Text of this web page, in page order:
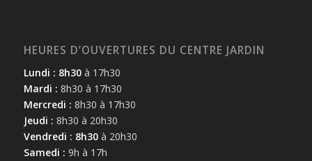
HEURES D’OUVERTURES DU CENTRE JARDIN
Lundi : 8h30à 17h30
Mardi : 8h30 à 17h30
Mercredi : 8h30 à 17h30
Jeudi : 8h30 à 20h30
Vendredi : 8h30à 20h30
Samedi : 9h à 17h